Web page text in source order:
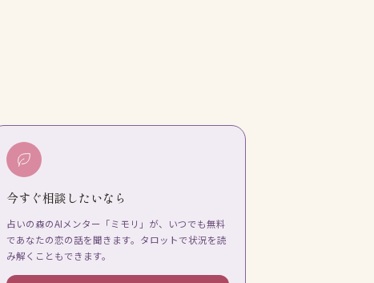
今すぐ相談したいなら
占いの森のAIメンター「ミモリ」が、いつでも無料
であなたの恋の話を聞きます。タロットで状況を読
み解くこともできます。